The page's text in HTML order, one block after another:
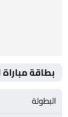
بطاقة
البطولة